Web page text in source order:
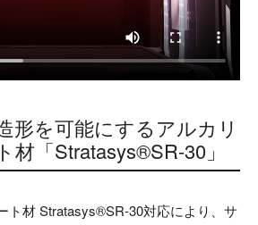
形を可能にするアルカリ
材「Stratasys®SR-30」
ト材 Stratasys®SR-30対応により、サ